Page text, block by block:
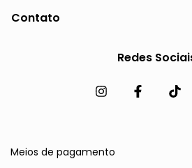
Contato
Redes
Meios de pagamento